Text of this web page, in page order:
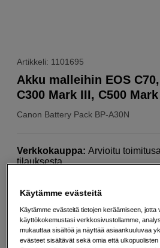
Artikkeli: 1101695
Canon Battery Pack BP-A30N
Akku malleihin EOS
C300 Mark III, C500
Verkkokauppa: Arvioitu
tilauksesta
267 EUR
Määrä
Lisää
Käytämme evästeitä
Käytämme evästeitä tietojen keräämiseen, jotta
käyttökokemustasi verkkosivustollamme,
mukauttaa sisältöä ja näyttää asiaankuuluvaa
evästeet sisältävät sekä omia että